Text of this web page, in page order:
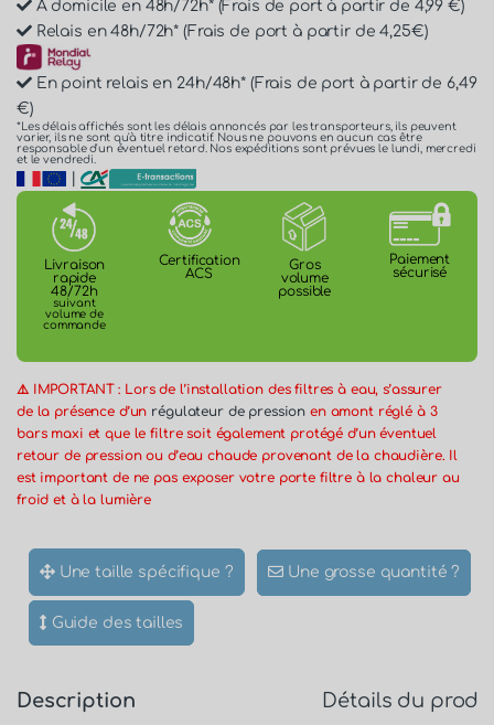
À domicile en 48h/72h* (Frais de port à partir de 4,99 €)
Relais en 48h/72h* (Frais de port à partir de 4,25€)
En point relais en 24h/48h* (Frais de port à partir de 6,49
€)
*Les délais affichés sont les délais annoncés par les transporteurs, ils peuvent
varier, ils ne sont qu'à titre indicatif. Nous ne pouvons en aucun cas être
responsable d'un éventuel retard. Nos expéditions sont prévues le lundi, mercredi
et le vendredi.
Livraison
rapide
48/72h
suivant
volume de
commande
Certification
ACS
Gros
volume
possible
Paiement
sécurisé
⚠️ IMPORTANT : Lors de l’installation des filtres à eau, s’assurer
de la présence d’un régulateur de pression en amont réglé à 3
bars maxi et que le filtre soit également protégé d’un éventuel
retour de pression ou d’eau chaude provenant de la chaudière. Il
est important de ne pas exposer votre porte filtre à la chaleur au
froid et à la lumière
Une taille spécifique ? Une grosse quantité ?
Guide des tailles
Description Détails du